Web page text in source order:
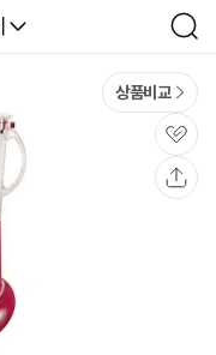
검
색
상품비교
관
심